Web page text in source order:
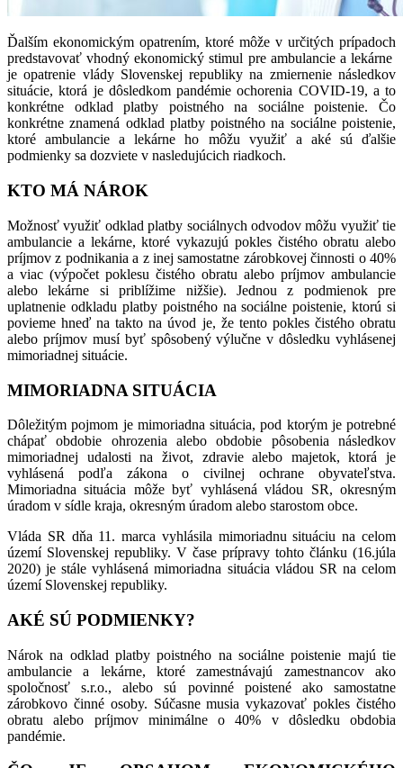
Ďalším ekonomickým opatrením, ktoré môže v určitých prípadoch
predstavovať vhodný ekonomický stimul pre ambulancie a lekárne
je opatrenie vlády Slovenskej republiky na zmiernenie následkov
situácie, ktorá je dôsledkom pandémie ochorenia COVID-19, a to
konkrétne odklad platby poistného na sociálne poistenie. Čo
konkrétne znamená odklad platby poistného na sociálne poistenie,
ktoré ambulancie a lekárne ho môžu využiť a aké sú ďalšie
podmienky sa dozviete v nasledujúcich riadkoch.
KTO MÁ NÁROK
Možnosť využiť odklad platby sociálnych odvodov môžu využiť tie
ambulancie a lekárne, ktoré vykazujú pokles čistého obratu alebo
príjmov z podnikania a z inej samostatne zárobkovej činnosti o 40%
a viac (výpočet poklesu čistého obratu alebo príjmov ambulancie
alebo lekárne si priblížime nižšie). Jednou z podmienok pre
uplatnenie odkladu platby poistného na sociálne poistenie, ktorú si
povieme hneď na takto na úvod je, že tento pokles čistého obratu
alebo príjmov musí byť spôsobený výlučne v dôsledku vyhlásenej
mimoriadnej situácie.
MIMORIADNA SITUÁCIA
Dôležitým pojmom je mimoriadna situácia, pod ktorým je potrebné
chápať obdobie ohrozenia alebo obdobie pôsobenia následkov
mimoriadnej udalosti na život, zdravie alebo majetok, ktorá je
vyhlásená podľa zákona o civilnej ochrane obyvateľstva.
Mimoriadna situácia môže byť vyhlásená vládou SR, okresným
úradom v sídle kraja, okresným úradom alebo starostom obce.
Vláda SR dňa 11. marca vyhlásila mimoriadnu situáciu na celom
území Slovenskej republiky. V čase prípravy tohto článku (16.júla
2020) je stále vyhlásená mimoriadna situácia vládou SR na celom
území Slovenskej republiky.
AKÉ SÚ PODMIENKY?
Nárok na odklad platby poistného na sociálne poistenie majú tie
ambulancie a lekárne, ktoré zamestnávajú zamestnancov ako
spoločnosť s.r.o., alebo sú povinné poistené ako samostatne
zárobkovo činné osoby. Súčasne musia vykazovať pokles čistého
obratu alebo príjmov minimálne o 40% v dôsledku obdobia
pandémie.